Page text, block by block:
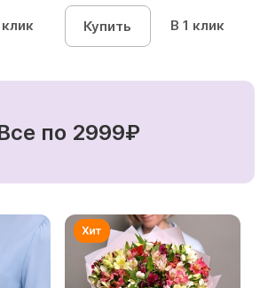
кустовы...
Купить В 1 клик
по 2999₽